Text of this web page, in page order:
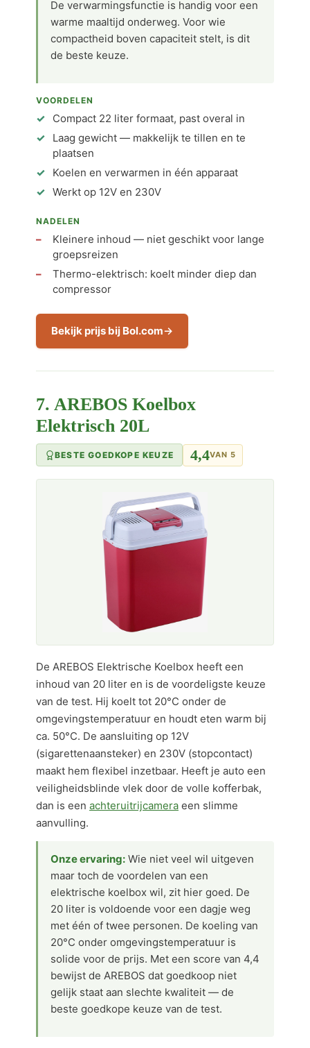
De verwarmingsfunctie is handig voor een
warme maaltijd onderweg. Voor wie
compactheid boven capaciteit stelt, is dit
de beste keuze.
VOORDELEN
Compact 22 liter formaat, past overal in
Laag gewicht — makkelijk te tillen en te
plaatsen
Koelen en verwarmen in één apparaat
Werkt op 12V en 230V
NADELEN
Kleinere inhoud — niet geschikt voor lange
groepsreizen
Thermo-elektrisch: koelt minder diep dan
compressor
Bekijk prijs bij Bol.com
7. AREBOS Koelbox
Elektrisch 20L
BESTE GOEDKOPE KEUZE 4,4VAN 5
De AREBOS Elektrische Koelbox heeft een
inhoud van 20 liter en is de voordeligste keuze
van de test. Hij koelt tot 20°C onder de
omgevingstemperatuur en houdt eten warm bij
ca. 50°C. De aansluiting op 12V
(sigarettenaansteker) en 230V (stopcontact)
maakt hem flexibel inzetbaar. Heeft je auto een
veiligheidsblinde vlek door de volle kofferbak,
dan is een achteruitrijcamera een slimme
aanvulling.
Onze ervaring: Wie niet veel wil uitgeven
maar toch de voordelen van een
elektrische koelbox wil, zit hier goed. De
20 liter is voldoende voor een dagje weg
met één of twee personen. De koeling van
20°C onder omgevingstemperatuur is
solide voor de prijs. Met een score van 4,4
bewijst de AREBOS dat goedkoop niet
gelijk staat aan slechte kwaliteit — de
beste goedkope keuze van de test.